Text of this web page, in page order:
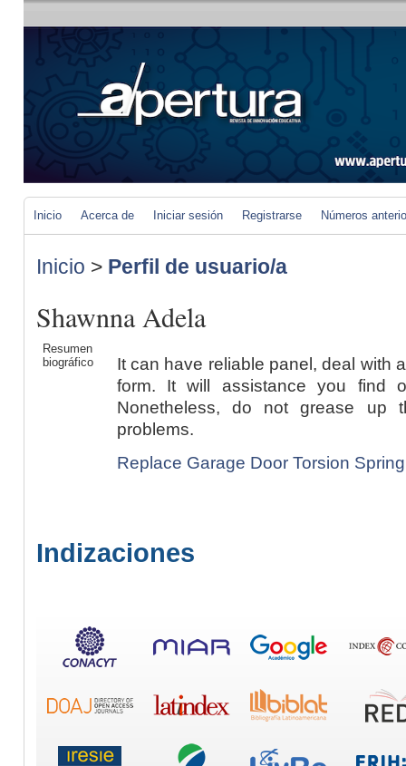
Inicio Acerca de Iniciar sesión Registrarse Números
Inicio > Perfil de usuario/a
Shawnna Adela
Resumen
biográfico
It can have reliable panel, deal with
form. It will assistance you find
Nonetheless, do not grease up
problems.
Replace Garage Door Torsion Spring
Indizaciones